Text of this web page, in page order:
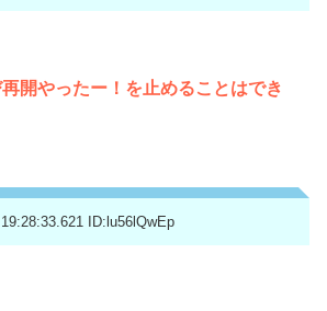
開やったー！を止めることはでき
ID:lu56lQwEp